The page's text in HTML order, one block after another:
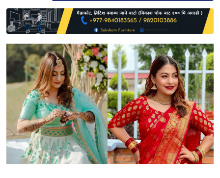
English